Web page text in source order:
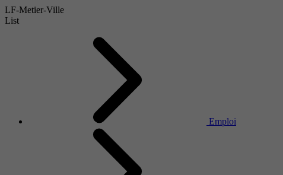
LF-Metier-Ville
List
Emploi